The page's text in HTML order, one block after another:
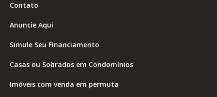
Contato
Anuncie Aqui
Simule Seu Financiamento
Casas ou Sobrados em Condomínios
Imóveis com venda em permuta